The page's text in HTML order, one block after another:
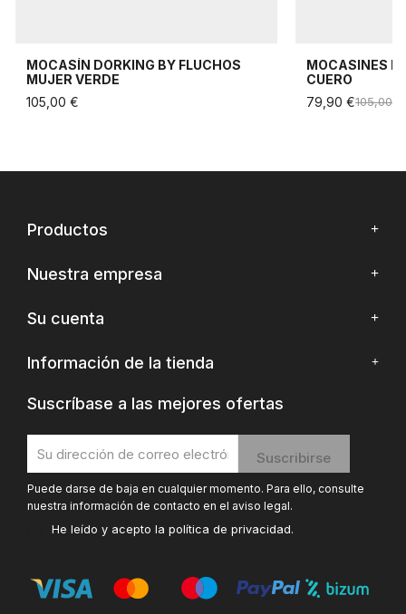
MOCASÍN DORKING BY FLUCHOS
MUJER VERDE
105,00 €
MOCASINES
CUERO
79,90 €105,00 €
Productos
Nuestra empresa
Su cuenta
Información de la tienda
Suscríbase a las mejores ofertas
Puede darse de baja en cualquier momento. Para ello, consulte
nuestra información de contacto en el aviso legal.
He leído y acepto la política de privacidad.